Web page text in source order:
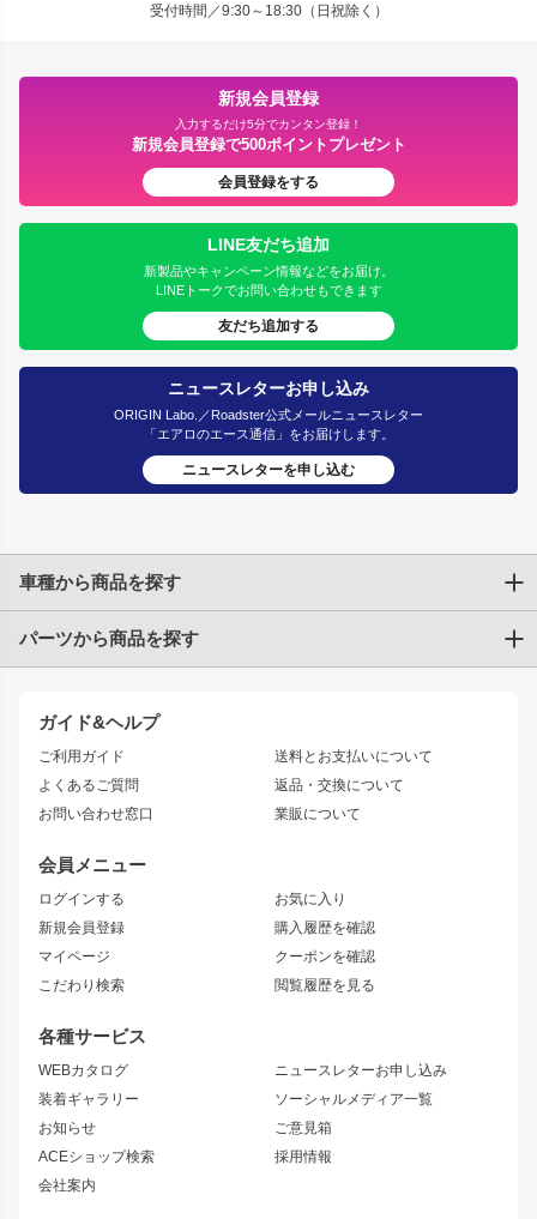
受付時間／9:30～18:30（日祝除く）
新規会員登録
入力するだけ5分でカンタン登録！
新規会員登録で500ポイントプレゼント
会員登録をする
LINE友だち追加
新製品やキャンペーン情報などをお届け。
LINEトークでお問い合わせもできます
友だち追加する
ニュースレターお申し込み
ORIGIN Labo.／Roadster公式メールニュースレター
「エアロのエース通信」をお届けします。
ニュースレターを申し込む
ガイド&ヘルプ
ご利用ガイド
よくあるご質問
お問い合わせ窓口
送料とお支払いについて
返品・交換について
業販について
会員メニュー
ログインする
新規会員登録
マイページ
こだわり検索
お気に入り
購入履歴を確認
クーポンを確認
閲覧履歴を見る
各種サービス
WEBカタログ
装着ギャラリー
お知らせ
ACEショップ検索
会社案内
ニュースレターお申し込み
ソーシャルメディア一覧
ご意見箱
採用情報
車種から商品を探す
トヨタ
JZX90 CHASER
JZX110 MARK II
JZX100 MARK II
JZX90 MARK II
トレノ
マークX
アリスト
ソアラ
アルテッツァ
ニッサン
S15 シルビア
S14 シルビア 後期
S13 シルビア
180SX
シルエイティ
ワンビア
ローレル
セフィーロ
キャラバン
スズキ
パーツから商品を探す
エアロシリーズ
ドリフトライン
風神
雷神
レーシングライン
アタックライン
ストリームライン
リアウイング
ジムニーパーツ
ホイール
MUD-S7
MUD-SR7
まつど家 鉄漢